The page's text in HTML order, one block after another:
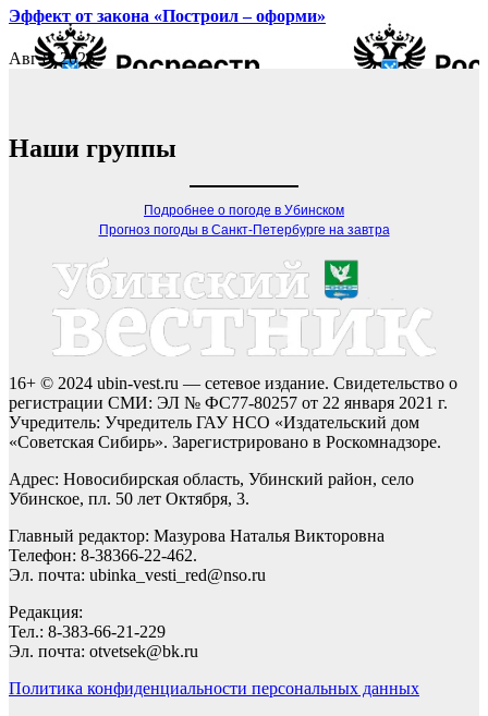
Эффект от закона «Построил – оформи»
Авг 8, 2026
Наши группы
Подробнее о погоде в Убинском
Прогноз погоды в Санкт-Петербурге на завтра
16+ © 2024 ubin-vest.ru — сетевое издание. Свидетельство о
регистрации СМИ: ЭЛ № ФС77-80257 от 22 января 2021 г.
Учредитель: Учредитель ГАУ НСО «Издательский дом
«Советская Сибирь». Зарегистрировано в Роскомнадзоре.
Адрес: Новосибирская область, Убинский район, село
Убинское, пл. 50 лет Октября, 3.
Главный редактор: Мазурова Наталья Викторовна
Телефон: 8-38366-22-462.
Эл. почта: ubinka_vesti_red@nso.ru
Редакция:
Тел.: 8-383-66-21-229
Эл. почта: otvetsek@bk.ru
Политика конфиденциальности персональных данных